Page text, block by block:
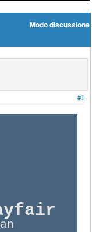
Modo discussione
#1